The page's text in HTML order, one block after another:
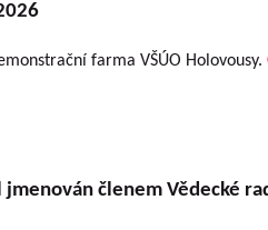
farma VŠÚO Holovousy.
členem Vědecké